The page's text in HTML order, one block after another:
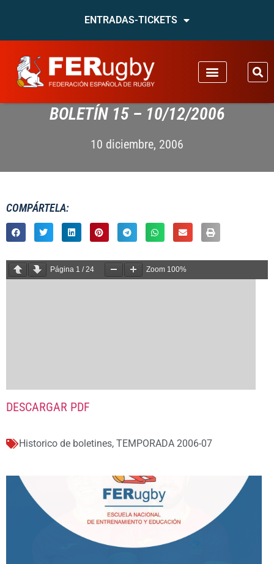
ENTRADAS-TICKETS
BOLETÍN 15 – 10/12/2006
10 diciembre, 2006
COMPÁRTELA:
Página 1 /24 Zoom 100%
DESCARGAR PDF
Historico de boletines, TEMPORADA 2006-07